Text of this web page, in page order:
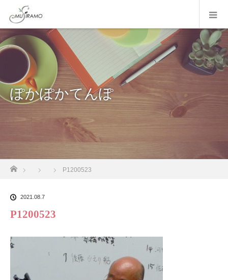
ぽかぽかてんぽ
P1200523
2021.08.7
P1200523